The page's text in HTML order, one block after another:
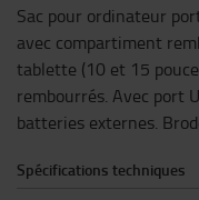
Sac pour ordinateur
avec compartiment
tablette (10 et 15
rembourrés. Avec port
batteries externes.
Spécifications techniques